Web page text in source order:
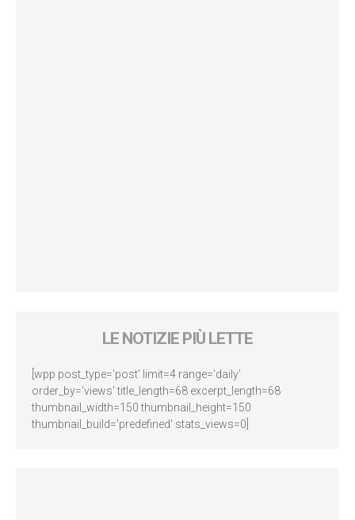
LE NOTIZIE PIÙ LETTE
[wpp post_type='post' limit=4 range='daily'
order_by='views' title_length=68 excerpt_length=68
thumbnail_width=150 thumbnail_height=150
thumbnail_build='predefined' stats_views=0]